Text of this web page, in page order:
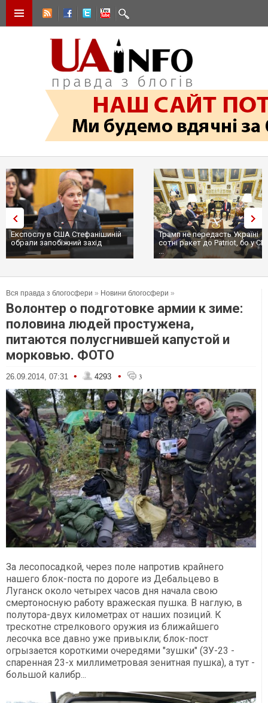
Трамп не передасть Україні
сотні ракет до Patriot, бо у США
Вибух у ресторані в Москві:
ціллю був головком ВКС
пр...
Вся правда з блогосфери » Новини блогосфери »
Волонтер о подготовке армии к зиме:
половина людей простужена,
питаются полусгнившей капустой и
морковью. ФОТО
26.09.2014, 07:31 • 4293 • 3
За лесопосадкой, через поле напротив крайнего
нашего блок-поста по дороге из Дебальцево в
Луганск около четырех часов дня начала свою
смертоносную работу вражеская пушка. В наглую, в
полутора-двух километрах от наших позиций. К
трескотне стрелкового оружия из ближайшего
лесочка все давно уже привыкли; блок-пост
огрызается короткими очередями "зушки" (ЗУ-23 -
спаренная 23-х миллиметровая зенитная пушка), а тут -
большой калибр...